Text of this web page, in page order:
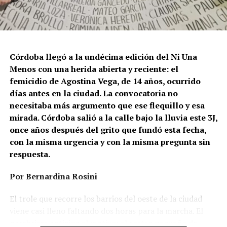
Ganar la vida: La historia de (no)
Córdoba llegó a la undécima edición del Ni Una
Menos con una herida abierta y reciente: el
femicidio de Agostina Vega, de 14 años, ocurrido
días antes en la ciudad. La convocatoria no
necesitaba más argumento que ese flequillo y esa
mirada. Córdoba salió a la calle bajo la lluvia este 3J,
once años después del grito que fundó esta fecha,
con la misma urgencia y con la misma pregunta sin
respuesta.
Por Bernardina Rosini
El trole que recorre los barrios del oeste de la ciudad